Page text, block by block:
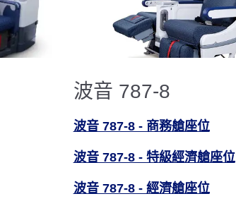
波音 787-8
波音 787-8 - 商務艙座位
波音 787-8 - 特級經濟艙座位
波音 787-8 - 經濟艙座位